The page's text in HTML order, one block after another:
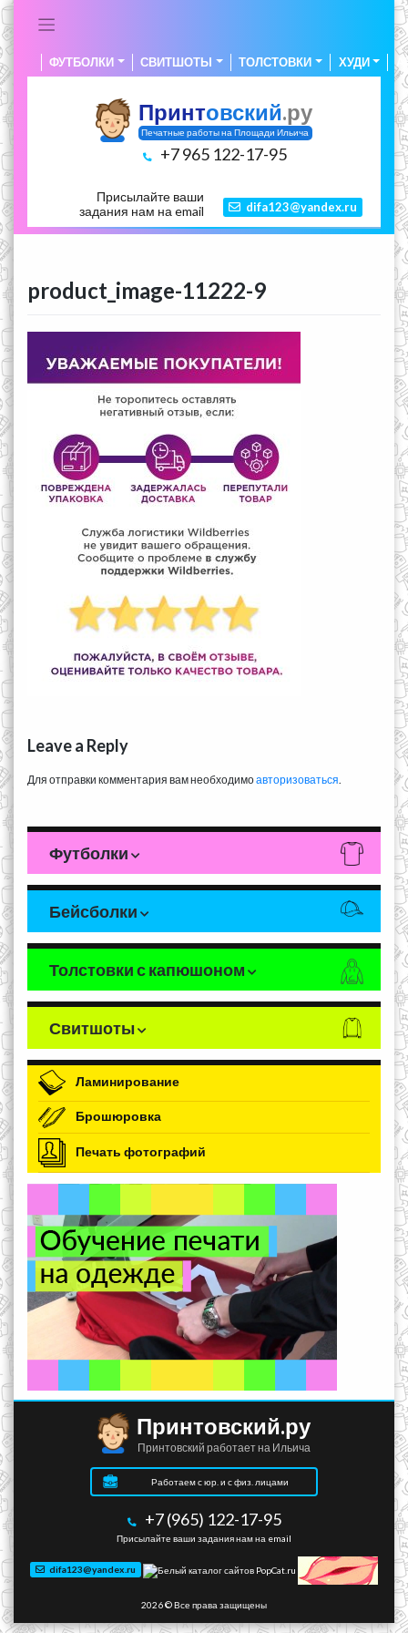
ФУТБОЛКИ СВИТШОТЫ ТОЛСТОВКИ ХУДИ
Принтовский.ру
Печатные работы на Площади Ильича
+7 965 122-17-95
Присылайте ваши
задания нам на email
difa123@yandex.ru
product_image-11222-9
Leave a Reply
Для отправки комментария вам необходимоавторизоваться
Футболки
Бейсболки
Толстовки с капюшоном
Свитшоты
Ламинирование
Брошюровка
Печать фотографий
Принтовский.ру
Принтовский работает на Ильича
Работаем с юр. и с физ. лицами
+7 (965) 122-17-95
Присылайте ваши задания нам на email
difa123@yandex.ru
2026 © Все права защищены